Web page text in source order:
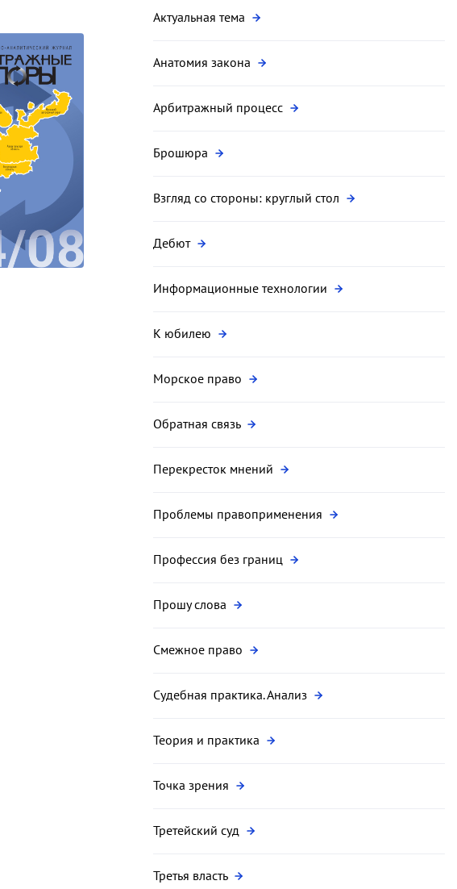
Актуальная тема
Анатомия закона
Арбитражный процесс
Брошюра
Взгляд со стороны: круглый стол
Дебют
Информационные технологии
К юбилею
Морское право
Обратная связь
Перекресток мнений
Проблемы правоприменения
Профессия без границ
Прошу слова
Смежное право
Судебная практика. Анализ
Теория и практика
Точка зрения
Третейский суд
Третья власть